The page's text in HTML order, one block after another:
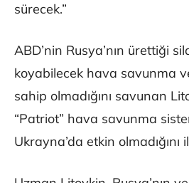
sürecek.”
ABD’nin Rusya’nın ürettiği
koyabilecek hava savunma
sahip olmadığını savunan
“Patriot” hava savunma
Ukrayna’da etkin olmadığını